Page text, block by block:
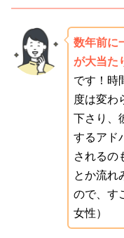
数年前に
が大当た
です！時
度は変わ
下さり、
するアド
されるの
とか流れ
ので、す
女性）